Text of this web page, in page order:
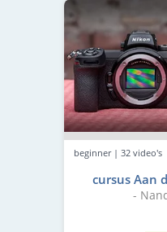
beginner | 32 video's
cursus Aan
-